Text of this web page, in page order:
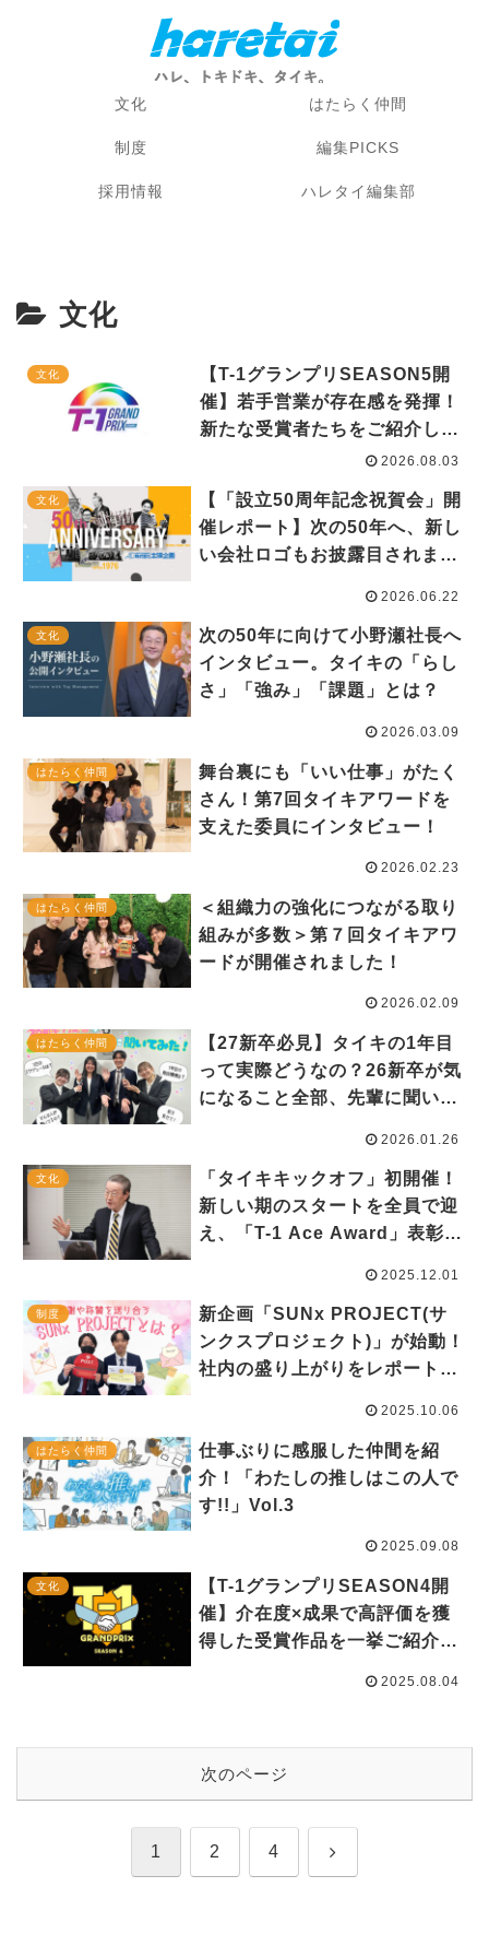
文化 はたらく仲間
制度 編集PICKS
採用情報 ハレタイ編集部
文化
文化
【T-1グランプリSEASON5開
催】若手営業が存在感を発揮！
新たな受賞者たちをご紹介しま
2026.08.03
文化
【「設立50周年記念祝賀会」開
催レポート】次の50年へ、新し
い会社ロゴもお披露目されまし
2026.06.22
文化
次の50年に向けて小野瀬社長へ
インタビュー。タイキの「らし
さ」「強み」「課題」とは？
2026.03.09
はたらく仲間
舞台裏にも「いい仕事」がたく
さん！第7回タイキアワードを
支えた委員にインタビュー！
2026.02.23
はたらく仲間
＜組織力の強化につながる取り
組みが多数＞第７回タイキアワ
ードが開催されました！
2026.02.09
はたらく仲間
【27新卒必見】タイキの1年目
って実際どうなの？26新卒が気
になること全部、先輩に聞いて
2026.01.26
文化
「タイキキックオフ」初開催！
新しい期のスタートを全員で迎
え、「T-1 Ace Award」表彰も
2025.12.01
制度
新企画「SUNx PROJECT(サ
ンクスプロジェクト)」が始動！
社内の盛り上がりをレポートし
2025.10.06
はたらく仲間
仕事ぶりに感服した仲間を紹
介！「わたしの推しはこの人で
す!!」Vol.3
2025.09.08
文化
【T-1グランプリSEASON4開
催】介在度×成果で高評価を獲
得した受賞作品を一挙ご紹介し
2025.08.04
次のページ
1 2 4 次